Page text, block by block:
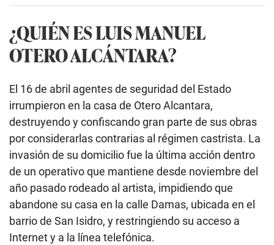
¿QUIÉN ES LUIS MANUEL
OTERO ALCÁNTARA?
El 16 de abril agentes de seguridad del Estado
irrumpieron en la casa de Otero Alcantara,
destruyendo y confiscando gran parte de sus obras
por considerarlas contrarias al régimen castrista. La
invasión de su domicilio fue la última acción dentro
de un operativo que mantiene desde noviembre del
año pasado rodeado al artista, impidiendo que
abandone su casa en la calle Damas, ubicada en el
barrio de San Isidro, y restringiendo su acceso a
Internet y a la línea telefónica.